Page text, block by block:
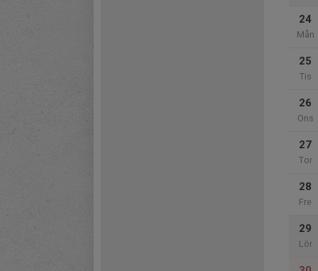
24
Mån
25
Tis
26
Ons
27
Tor
28
Fre
29
Lör